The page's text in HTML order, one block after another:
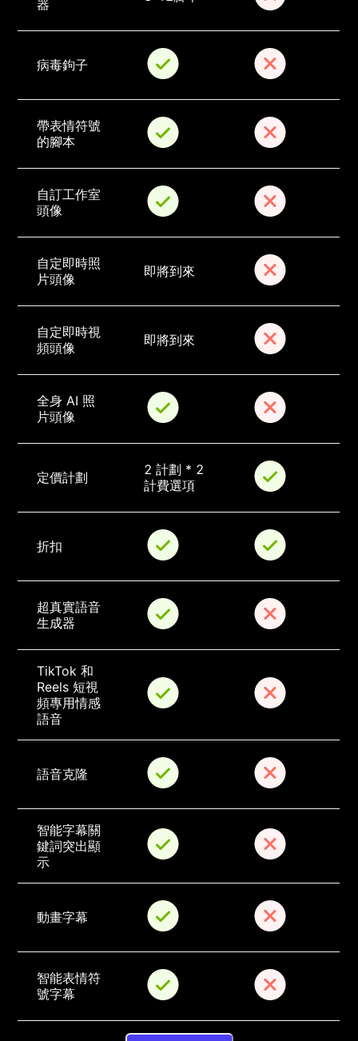
器
病毒鉤子
帶表情符號
的腳本
自訂工作室
頭像
自定即時照
片頭像
即將到來
自定即時視
頻頭像
即將到來
全身 AI 照
片頭像
定價計劃
2 計劃 * 2
計費選項
折扣
超真實語音
生成器
TikTok 和
Reels 短視
頻專用情感
語音
語音克隆
智能字幕關
鍵詞突出顯
示
動畫字幕
智能表情符
號字幕